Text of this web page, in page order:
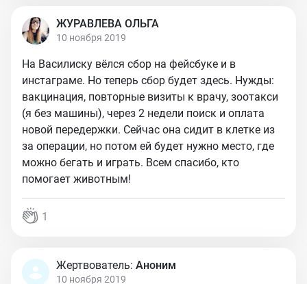
ЖУРАВЛЕВА ОЛЬГА
10 ноября 2019
На Василиску вёлся сбор на фейсбуке и в
инстаграме. Но теперь сбор будет здесь. Нужды:
вакцинация, повторные визиты к врачу, зоотакси
(я без машины), через 2 недели поиск и оплата
новой передержки. Сейчас она сидит в клетке из
за операции, но потом ей будет нужно место, где
можно бегать и играть. Всем спасибо, кто
помогает животным!
1
Жертвователь: Аноним
10 ноября 2019